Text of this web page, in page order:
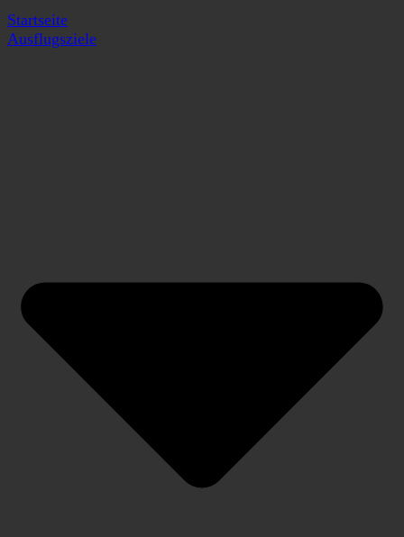
Startseite
Ausflugsziele